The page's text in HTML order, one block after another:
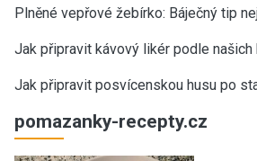
Plněné vepřové žebírko: Báječný tip
Jak připravit kávový likér podle
Jak připravit posvícenskou husu po
pomazanky-recepty.cz